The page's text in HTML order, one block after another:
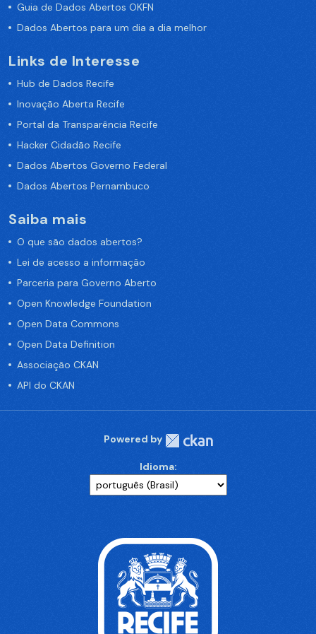
Guia de Dados Abertos OKFN
Dados Abertos para um dia a dia melhor
Links de Interesse
Hub de Dados Recife
Inovação Aberta Recife
Portal da Transparência Recife
Hacker Cidadão Recife
Dados Abertos Governo Federal
Dados Abertos Pernambuco
Saiba mais
O que são dados abertos?
Lei de acesso a informação
Parceria para Governo Aberto
Open Knowledge Foundation
Open Data Commons
Open Data Definition
Associação CKAN
API do CKAN
Powered by
Idioma